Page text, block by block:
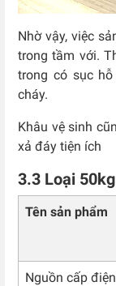
Nhờ vậy, việc
trong tầm với.
trong có sục
cháy.
Khâu vệ sinh
xả đáy tiện ích
3.3 Loại 50kg
Tên sản phẩm
Nguồn cấp điện